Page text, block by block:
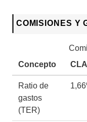
COMISIONES Y
Concepto
Ratio de
gastos
(TER)